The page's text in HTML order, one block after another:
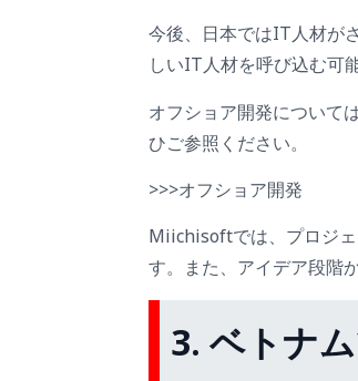
今後、日本ではIT人材が
しいIT人材を呼び込む可
オフショア開発について
ひご参照ください。
>>>オフショア開発
Miichisoftでは、プロジェ
す。また、アイデア段階
3.ベトナ